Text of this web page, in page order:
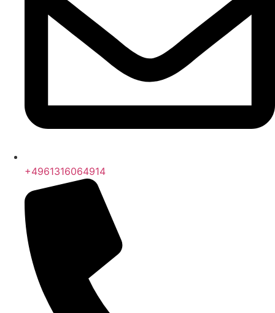
+4961316064914